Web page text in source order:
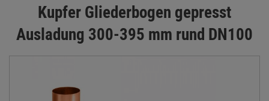
Kupfer Gliederbogen gepresst
Ausladung 300-395 mm rund DN100